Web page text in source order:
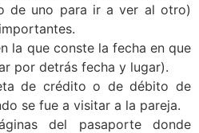
de uno para ir a ver al otro)
la que conste la fecha en que
por detrás fecha y lugar).
de crédito o de débito de
se fue a visitar a la pareja.
del pasaporte donde